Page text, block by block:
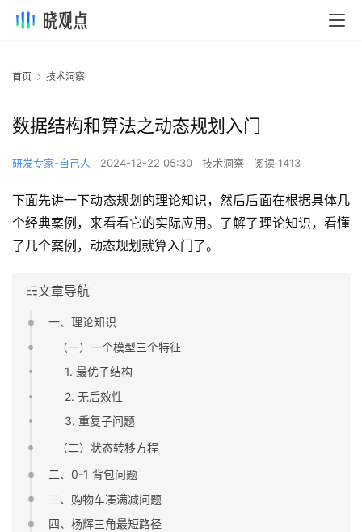
首页 技术洞察
数据结构和算法之动态规划入门
研发专家-自己人 2024-12-22 05:30 技术洞察 阅读 1413
下面先讲一下动态规划的理论知识，然后后面在根据具体几
个经典案例，来看看它的实际应用。了解了理论知识，看懂
了几个案例，动态规划就算入门了。
文章导航
一、理论知识
（一）一个模型三个特征
1. 最优子结构
2. 无后效性
3. 重复子问题
（二）状态转移方程
二、0-1 背包问题
三、购物车凑满减问题
四、杨辉三角最短路径